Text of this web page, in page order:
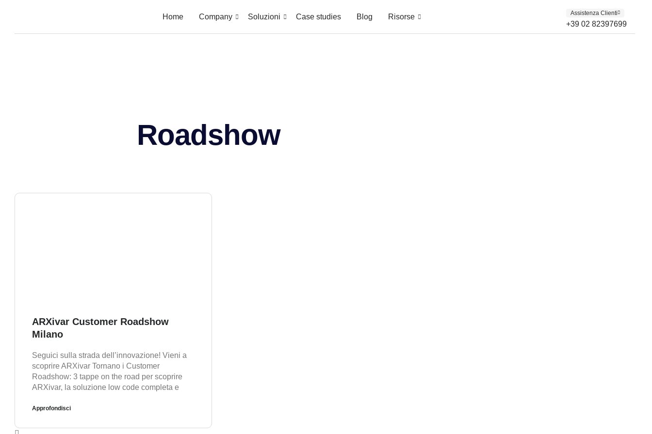
Home Company Soluzioni Case studies Blog Risorse Assistenza Clienti
+39 02 82397699
Roadshow
ARXivar Customer Roadshow
Milano
Seguici sulla strada dell’innovazione! Vieni a
scoprire ARXivar Tornano i Customer
Roadshow: 3 tappe on the road per scoprire
ARXivar, la soluzione low code completa e
Approfondisci